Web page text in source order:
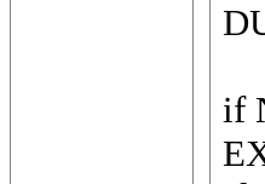
if